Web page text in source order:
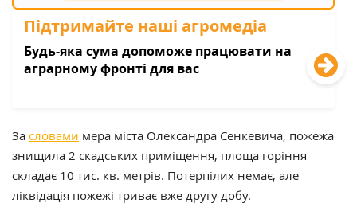
Підтримайте наші агромедіа
Будь-яка сума допоможе працювати на
аграрному фронті для вас
За словами мера міста Олександра Сенкевича, пожежа
знищила 2 скадських приміщення, площа горіння
складає 10 тис. кв. метрів. Потерпілих немає, але
ліквідація пожежі триває вже другу добу.